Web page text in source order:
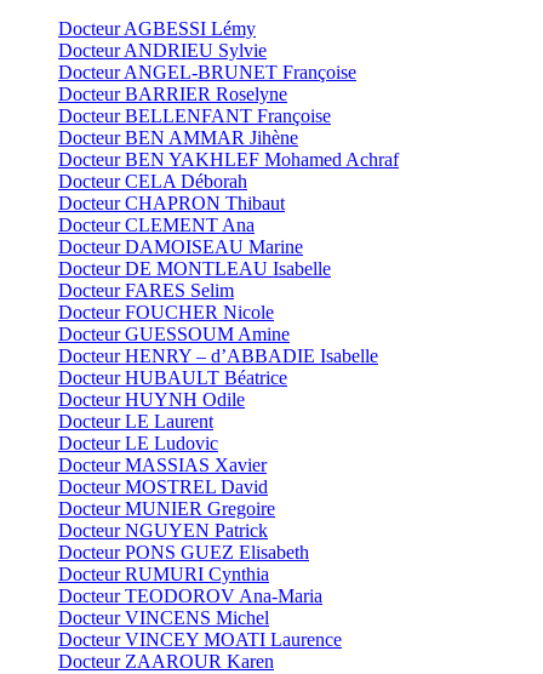
Docteur AGBESSI Lémy
Docteur ANDRIEU Sylvie
Docteur ANGEL-BRUNET Françoise
Docteur BARRIER Roselyne
Docteur BELLENFANT Françoise
Docteur BEN AMMAR Jihène
Docteur BEN YAKHLEF Mohamed Achraf
Docteur CELA Déborah
Docteur CHAPRON Thibaut
Docteur CLEMENT Ana
Docteur DAMOISEAU Marine
Docteur DE MONTLEAU Isabelle
Docteur FARES Selim
Docteur FOUCHER Nicole
Docteur GUESSOUM Amine
Docteur HENRY – d’ABBADIE Isabelle
Docteur HUBAULT Béatrice
Docteur HUYNH Odile
Docteur LE Laurent
Docteur LE Ludovic
Docteur MASSIAS Xavier
Docteur MOSTREL David
Docteur MUNIER Gregoire
Docteur NGUYEN Patrick
Docteur PONS GUEZ Elisabeth
Docteur RUMURI Cynthia
Docteur TEODOROV Ana-Maria
Docteur VINCENS Michel
Docteur VINCEY MOATI Laurence
Docteur ZAAROUR Karen